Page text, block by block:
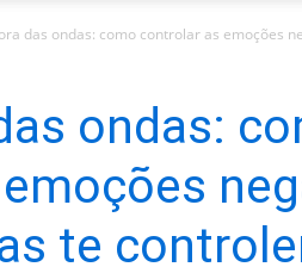
das ondas: como controlar as emoções
ondas:
te